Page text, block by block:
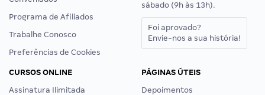
Programa de Afiliados
Trabalhe Conosco
Preferências de Cookies
sábado (9h às 13h).
Foi aprovado?
Envie-nos a sua história!
CURSOS ONLINE
Assinatura Ilimitada
PÁGINAS ÚTEIS
Depoimentos